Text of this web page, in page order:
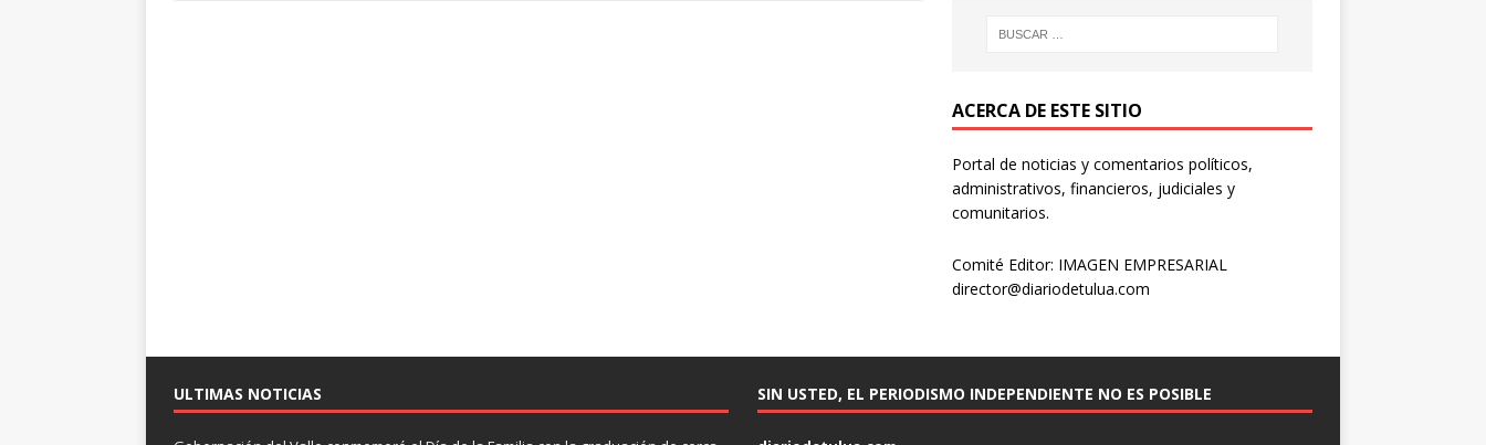
ACERCA DE ESTE SITIO
Portal de noticias y comentarios políticos,
administrativos, financieros, judiciales y
comunitarios.
Comité Editor: IMAGEN EMPRESARIAL
director@diariodetulua.com
ULTIMAS NOTICIAS SIN USTED, EL PERIODISMO INDEPENDIENTE NO ES POSIBLE